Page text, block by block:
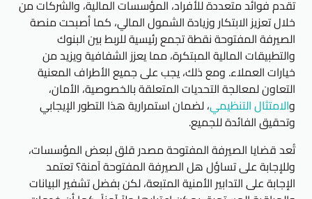
تقدم فوائد متعددة للأفراد، المؤسسات المالية، والشركات من
خلال تعزيز الابتكار وزيادة الشمول المالي، كما أصبحت منصة
الصيرفة المفتوحة نقطة تجمع رئيسية للربط بين البنوك
والتطبيقات المالية المبتكرة، مما يعزز الشفافية ويزيد من
خيارات العملاء. ومع ذلك، يجب على جميع الأطراف المعنية
التعاون لمعالجة التحديات المتعلقة بالخصوصية، الأمان،
والامتثال التنظيمي، لضمان استمرارية هذا التطور الإيجابي
وتحقيق الفائدة للجميع.
تُعد قضايا الصيرفة المفتوحة مصدر قلق لبعض المؤسسات،
وللإجابة على تساؤل هل الصيرفة المفتوحة آمنة؟ تعتمد
الإجابة على التدابير الأمنية المتبعة، لكن بفضل تشفير البيانات